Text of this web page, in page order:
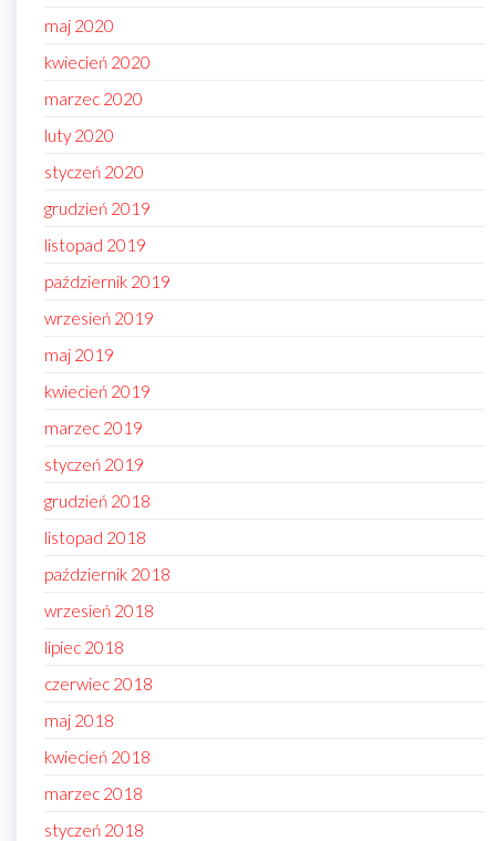
maj 2020
kwiecień 2020
marzec 2020
luty 2020
styczeń 2020
grudzień 2019
listopad 2019
październik 2019
wrzesień 2019
maj 2019
kwiecień 2019
marzec 2019
styczeń 2019
grudzień 2018
listopad 2018
październik 2018
wrzesień 2018
lipiec 2018
czerwiec 2018
maj 2018
kwiecień 2018
marzec 2018
styczeń 2018